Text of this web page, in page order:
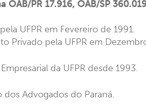
OAB/PR 17.916, OAB/SP
UFPR em Fevereiro de 1991.
Privado pela UFPR em
da UFPR desde 1993.
Advogados do Paraná.